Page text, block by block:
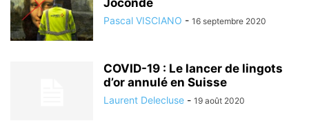
Joconde
Pascal VISCIANO - 16 septembre 2020
COVID-19 : Le lancer de lingots
d’or annulé en Suisse
Laurent Delecluse - 19 août 2020